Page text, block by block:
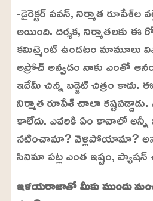
-డైరెక్టర్ పవన్, నిర్మాత
అయింది. దర్శక, నిర్మాతలకు ఈ
కమిట్మెంట్ ఉండటం మామూలు
అప్రోచ్ అవ్వడం నాకు ఎంతో
ఇదేమీ చిన్న బడ్జెట్ చిత్రం
నిర్మాత రూపేశ్ చాలా
కాలేదు. ఎవరికి ఏం కావాలో
నటించామా? వెళ్లిపోయామా?
సినిమా పట్ల ఎంత ఇష్టం,
ఇళయరాజాతో మీకు ముందు